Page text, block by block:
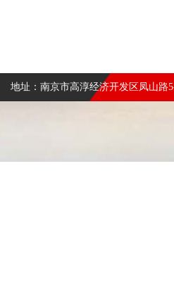
地址：南京市高淳经济开发区凤山路